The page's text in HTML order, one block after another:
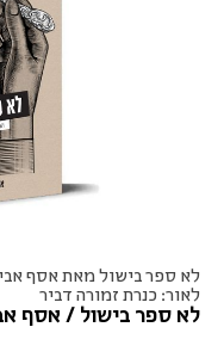
לא ספר בישול מאת אסף
לאור: כנרת זמורה דביר
לא ספר בישול / אסף